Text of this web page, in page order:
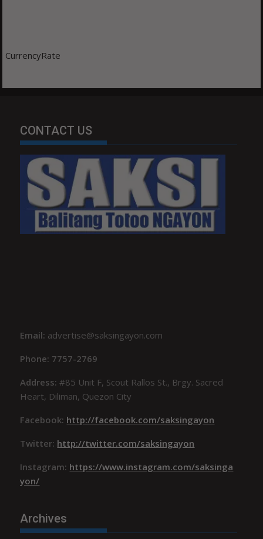
CurrencyRate
CONTACT US
Email: advertise@saksingayon.com
Phone: 7757-2769
Address:#85 Unit F, Scout Rallos St., Brgy. Sacred
Heart, Diliman, Quezon City
Facebook: http://facebook.com/saksingayon
Twitter: http://twitter.com/saksingayon
Instagram: https://www.instagram.com/saksinga
yon/
Archives